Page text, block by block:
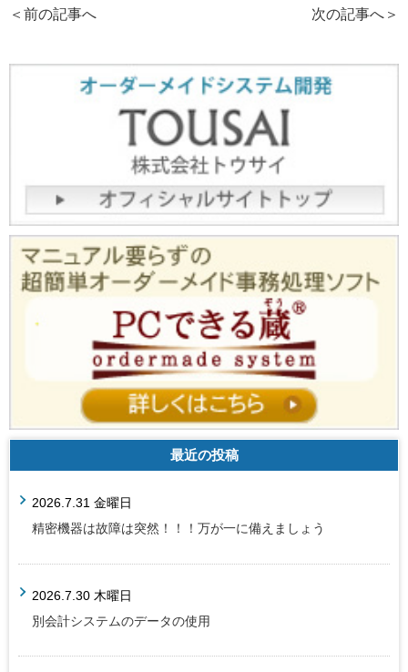
＜前の記事へ 次の記事へ ＞
最近の投稿
2026.7.31 金曜日
精密機器は故障は突然！！！万が一に備えましょう
2026.7.30 木曜日
別会計システムのデータの使用